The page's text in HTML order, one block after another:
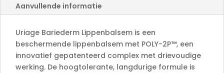
Aanvullende informatie
Uriage Bariederm Lippenbalsem is een
beschermende lippenbalsem met POLY-2P™, een
innovatief gepatenteerd complex met drievoudige
werking. De hoogtolerante, langdurige formule is